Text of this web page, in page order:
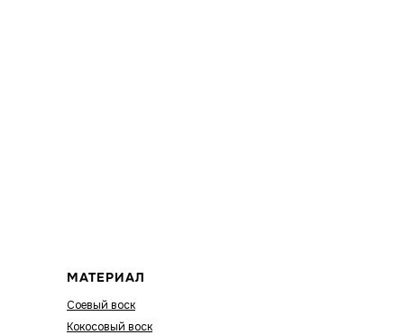
МАТЕРИАЛ
Соевый воск
Кокосовый воск